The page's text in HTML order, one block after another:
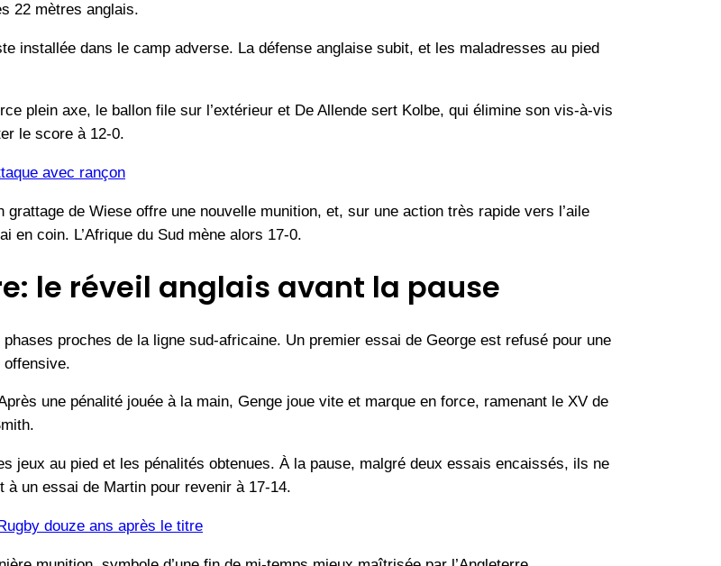
22 mètres anglais.
installée dans le camp adverse. La défense anglaise subit, et les maladresses au pied
plein axe, le ballon file sur l’extérieur et De Allende sert Kolbe, qui élimine son vis-à-vis
le score à 12-0.
avec rançon
de Wiese offre une nouvelle munition, et, sur une action très rapide vers l’aile
en coin. L’Afrique du Sud mène alors 17-0.
le réveil anglais avant la pause
proches de la ligne sud-africaine. Un premier essai de George est refusé pour une
offensive.
une pénalité jouée à la main, Genge joue vite et marque en force, ramenant le XV de
jeux au pied et les pénalités obtenues. À la pause, malgré deux essais encaissés, ils ne
un essai de Martin pour revenir à 17-14.
douze ans après le titre